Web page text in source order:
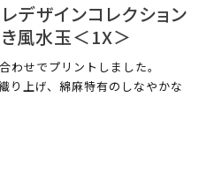
デザインコレクション
風水玉＜1X＞
わせでプリントしました。
り上げ、綿麻特有のしなやかな